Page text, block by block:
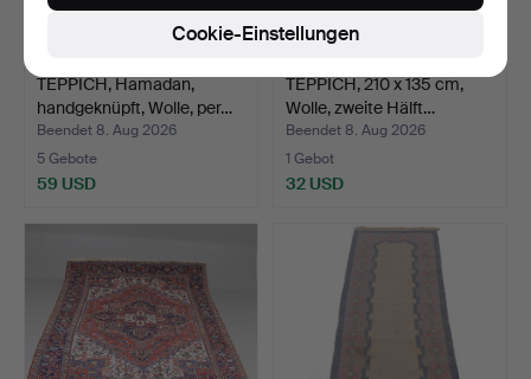
TEPPICH, Hamadan,
handgeknüpft, Wolle, per…
Beendet 8. Aug 2026
5 Gebote
59 USD
TEPPICH, 210 x 135 cm,
Wolle, zweite Hälft…
Beendet 8. Aug 2026
1 Gebot
32 USD
Cookie-Einstellungen